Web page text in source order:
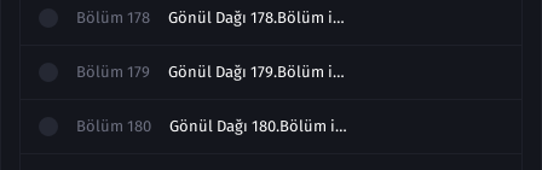
Bölüm 178 Gönül Dağı 178.Bölüm izle
Bölüm 179 Gönül Dağı 179.Bölüm izle
Bölüm 180 Gönül Dağı 180.Bölüm izle